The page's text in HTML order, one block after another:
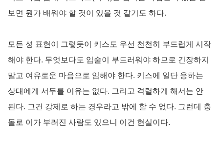
보면 뭔가 배워야 할 것이 있을 것 같기도 하다.
모든 성 표현이 그렇듯이 키스도 우선 천천히 부드럽게 시작
해야 한다. 무엇보다도 입술이 부드러워야 하므로 긴장하지
말고 여유로운 마음으로 임해야 한다. 키스에 일단 응하는
상대에게 서두를 이유는 없다. 그리고 격렬하게 해서는 안
된다. 그건 강제로 하는 경우라고 밖에 할 수 없다. 그런데 충
돌로 이가 부러진 사람도 있으니 이건 현실이다.